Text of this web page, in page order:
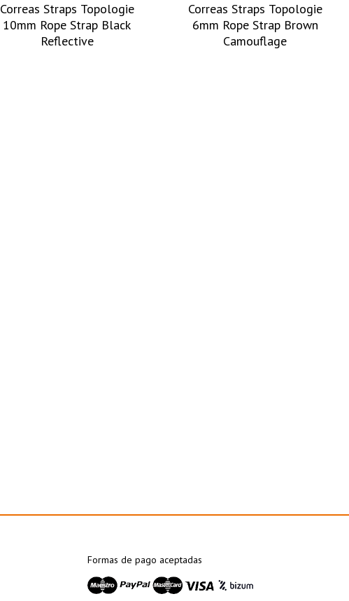
Correas Straps Topologie
10mm Rope Strap Black
Reflective
Correas Straps Topologie
6mm Rope Strap Brown
Camouflage
Formas de pago aceptadas